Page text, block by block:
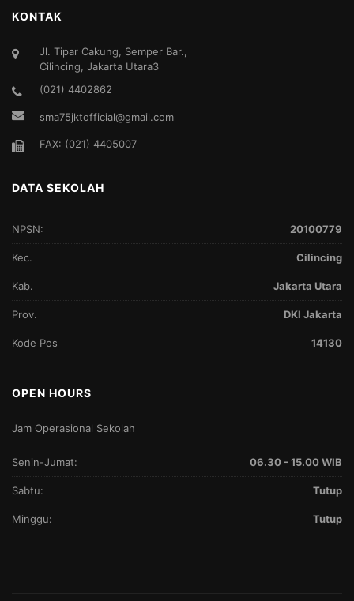
KONTAK
Jl. Tipar Cakung, Semper Bar.,
Cilincing, Jakarta Utara3
(021) 4402862
sma75jktofficial@gmail.com
FAX: (021) 4405007
DATA SEKOLAH
NPSN: 20100779
Kec. Cilincing
Kab. Jakarta Utara
Prov. DKI Jakarta
Kode Pos 14130
OPEN HOURS
Jam Operasional Sekolah
Senin-Jumat: 06.30 - 15.00 WIB
Sabtu: Tutup
Minggu: Tutup